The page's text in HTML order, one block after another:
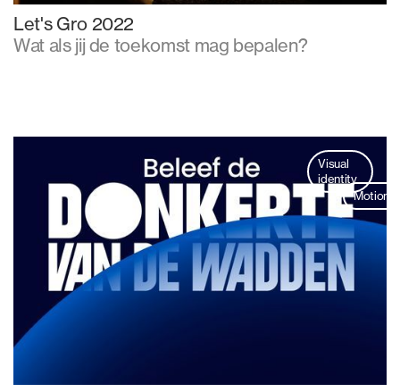
Let's Gro 2022
Wat als jij de toekomst mag bepalen?
Visual
identity
Motion